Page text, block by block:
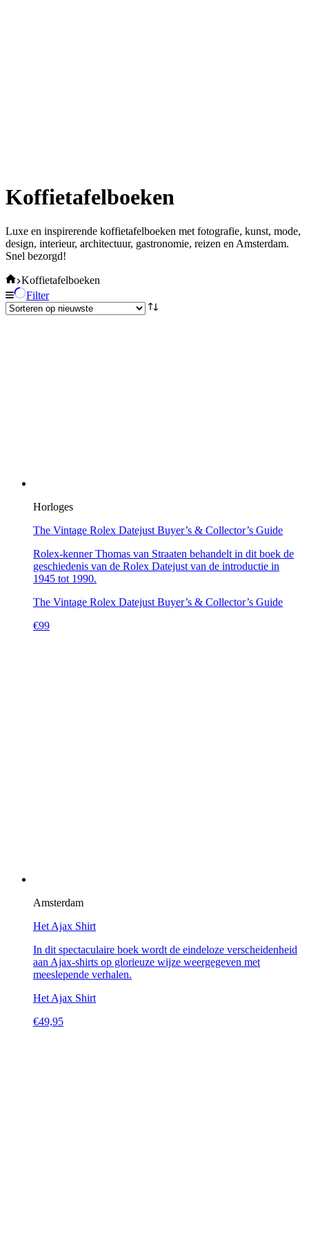
Koffietafelboeken
Luxe en inspirerende koffietafelboeken met fotografie, kunst, mode,
design, interieur, architectuur, gastronomie, reizen en Amsterdam.
Snel bezorgd!
Home
Koffietafelboeken
Filter
Horloges
The Vintage Rolex Datejust Buyer’s & Collector’s Guide
Rolex-kenner Thomas van Straaten behandelt in dit boek de
geschiedenis van de Rolex Datejust van de introductie in
1945 tot 1990.
The Vintage Rolex Datejust Buyer’s & Collector’s Guide
€99
Amsterdam
Het Ajax Shirt
In dit spectaculaire boek wordt de eindeloze verscheidenheid
aan Ajax-shirts op glorieuze wijze weergegeven met
meeslepende verhalen.
Het Ajax Shirt
€49,95